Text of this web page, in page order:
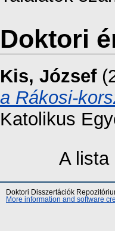
Doktori
Kis, József
a Rákosi-
Katolikus
A
Doktori Disszertációk
More information and software